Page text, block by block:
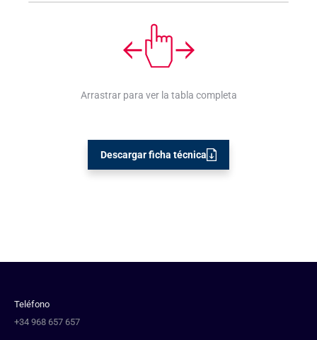
Arrastrar para ver la tabla completa
Descargar ficha técnica
Teléfono
+34 968 657 657